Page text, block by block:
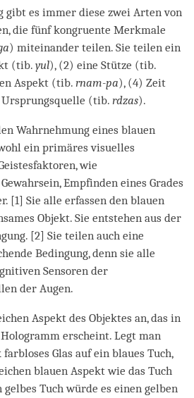
gibt es immer diese zwei Arten von
die fünf kongruente Merkmale
) miteinander teilen. Sie teilen ein
(tib. yul), (2) eine Stütze (tib.
Aspekt (tib. rnam-pa), (4) Zeit
(tib. rdzas).
Wahrnehmung eines blauen
ein primäres visuelles
wie
Empfinden eines Grades
[1] Sie alle erfassen den blauen
Objekt. Sie entstehen aus der
[2] Sie teilen auch eine
Bedingung, denn sie alle
Sensoren der
der Augen.
Aspekt des Objektes an, das in
erscheint. Legt man
Glas auf ein blaues Tuch,
blauen Aspekt wie das Tuch
gelbes Tuch würde es einen gelben